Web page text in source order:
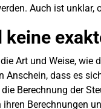
Auch ist unklar,
keine
Art und Weise, wie
Anschein, dass es
Berechnung der
Berechnungen